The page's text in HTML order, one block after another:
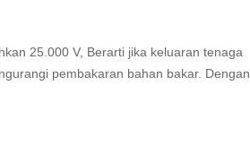
25.000 V, Berarti jika keluaran tenaga
pembakaran bahan bakar. Dengan